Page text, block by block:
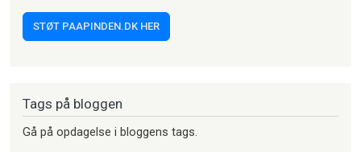
STØT PAAPINDEN.DK HER
Tags på bloggen
Gå på opdagelse i bloggens tags.